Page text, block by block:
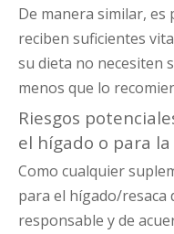
De manera similar, es
reciben suficientes
su dieta no necesiten
menos que lo
Riesgos
el hígado o para
Como cualquier
para el hígado/resaca
responsable y de